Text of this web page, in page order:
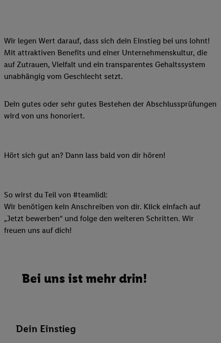
Wir legen Wert darauf, dass sich dein Einstieg bei uns lohnt!
Mit attraktiven Benefits und einer Unternehmenskultur, die
auf Zutrauen, Vielfalt und ein transparentes Gehaltssystem
unabhängig vom Geschlecht setzt.
Dein gutes oder sehr gutes Bestehen der Abschlussprüfungen
wird von uns honoriert.
Hört sich gut an? Dann lass bald von dir hören!
So wirst du Teil von #teamlidl:
Wir benötigen kein Anschreiben von dir. Klick einfach auf
„Jetzt bewerben“ und folge den weiteren Schritten. Wir
freuen uns auf dich!
Bei uns ist mehr drin!
Dein Einstieg